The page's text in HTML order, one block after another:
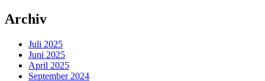
Archiv
Juli 2025
Juni 2025
April 2025
September 2024